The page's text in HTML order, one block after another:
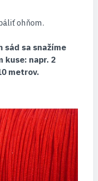
ohňom.
sád sa snažíme
kuse: napr. 2
metrov.